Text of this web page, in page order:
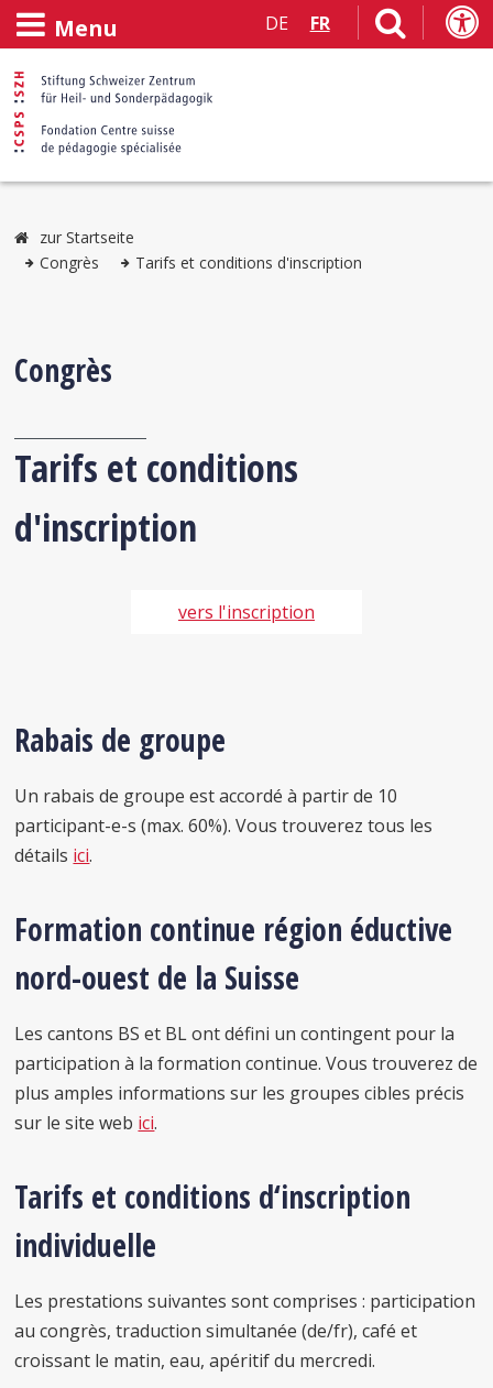
Menu DE FR
zur Startseite
Congrès
Tarifs et conditions d'inscription
Congrès
Tarifs et conditions
d'inscription
vers l'inscription
Rabais de groupe
Un rabais de groupe est accordé à partir de 10
participant-e-s (max. 60%). Vous trouverez tous les
détails ici.
Formation continue région éductive
nord-ouest de la Suisse
Les cantons BS et BL ont défini un contingent pour la
participation à la formation continue. Vous trouverez de
plus amples informations sur les groupes cibles précis
sur le site web ici.
Tarifs et conditions d‘inscription
individuelle
Les prestations suivantes sont comprises : participation
au congrès, traduction simultanée (de/fr), café et
croissant le matin, eau, apéritif du mercredi.